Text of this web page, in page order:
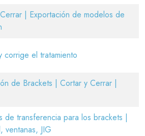
| Exportación de modelos de
corrige el tratamiento
de Brackets | Cortar y Cerrar |
de transferencia para los brackets |
ventanas, JIG